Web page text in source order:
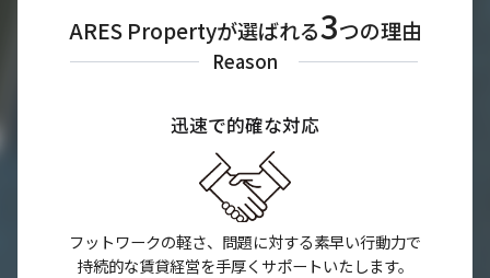
ARES Propertyが選ばれる3つの理由
Reason
迅速で的確な対応
フットワークの軽さ、問題に対する素早い行動力で
持続的な賃貸経営を手厚くサポートいたします。